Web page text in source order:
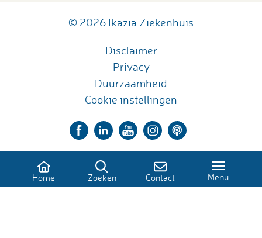
© 2026 Ikazia Ziekenhuis
Disclaimer
Privacy
Duurzaamheid
Cookie instellingen
Home Zoeken Contact Menu